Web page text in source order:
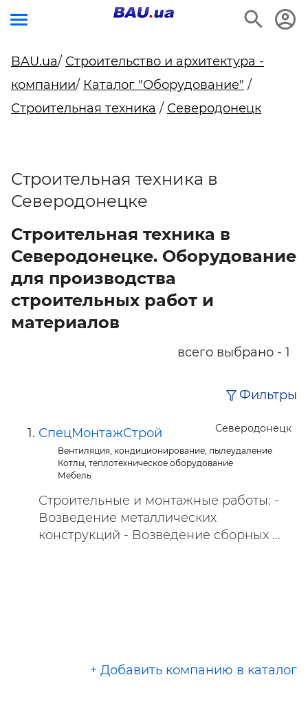
BAU.ua/ Строительство и архитектура -
компании/ Каталог "Оборудование" /
Строительная техника / Северодонецк
Строительная техника в
Северодонецке
Строительная техника в
Северодонецке. Оборудование
для производства
строительных работ и
материалов
всего выбрано - 1
Фильтры
Северодонецк
СпецМонтажСтрой
Вентиляция, кондиционирование, пылеудаление
Котлы, теплотехническое оборудование
Мебель
Строительные и монтажные работы: -
Возведение металлических
конструкций - Возведение сборных ...
+ Добавить компанию в каталог